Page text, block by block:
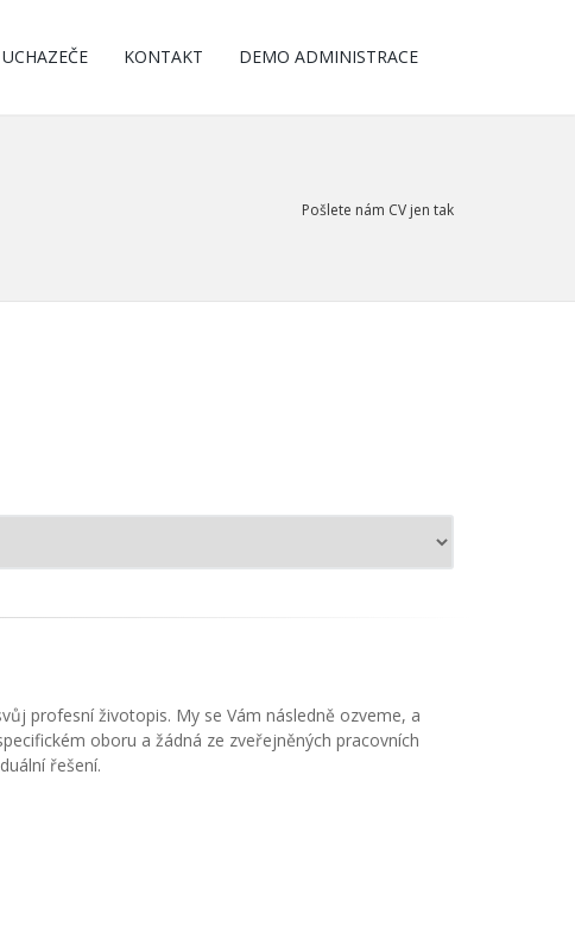
KONTAKT DEMO ADMINISTRACE
Pošlete nám CV jen tak
profesní životopis. My se Vám následně ozveme, a
oboru a žádná ze zveřejněných pracovních
řešení.